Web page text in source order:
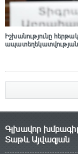
Իշխանությունը
ապատեղեկատվության
Գլխավոր
Տաթև Այվազյան